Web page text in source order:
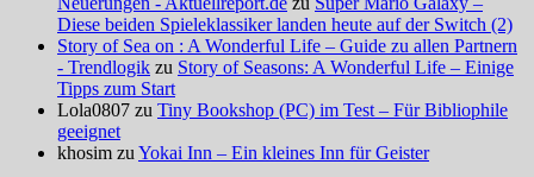
Diese beiden Spieleklassiker landen heute auf der Switch (2)
Story of Sea on : A Wonderful Life – Guide zu allen Partnern
- Trendlogik zu Story of Seasons: A Wonderful Life – Einige
Tipps zum Start
Lola0807 zu Tiny Bookshop (PC) im Test – Für Bibliophile
geeignet
khosim zuYokai Inn – Ein kleines Inn für Geister